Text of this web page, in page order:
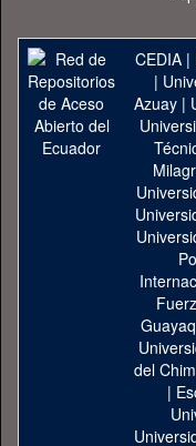
CEDIA|
|
Azuay|
del
|